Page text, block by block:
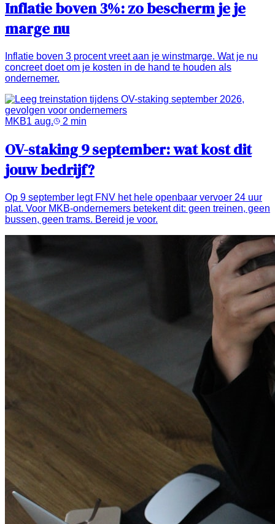
Inflatie boven 3%: zo bescherm je je
marge nu
Inflatie boven 3 procent vreet aan je winstmarge. Wat je nu
concreet doet om je kosten in de hand te houden als
ondernemer.
MKB1 aug. 2 min
OV-staking 9 september: wat kost dit
jouw bedrijf?
Op 9 september legt FNV het hele openbaar vervoer 24 uur
plat. Voor MKB-ondernemers betekent dit: geen treinen, geen
bussen, geen trams. Bereid je voor.